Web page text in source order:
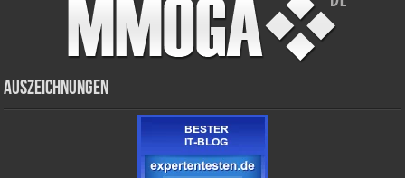
Auszeichnungen